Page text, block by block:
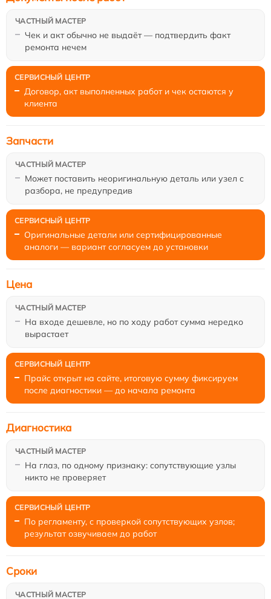
Чек и акт обычно не выдаёт — подтвердить факт
ремонта нечем
Договор, акт выполненных работ и чек остаются у
клиента
Может поставить неоригинальную деталь или узел с
разбора, не предупредив
Запчасти
Оригинальные детали или сертифицированные
аналоги — вариант согласуем до установки
На входе дешевле, но по ходу работ сумма нередко
вырастает
Цена
Прайс открыт на сайте, итоговую сумму фиксируем
после диагностики — до начала ремонта
На глаз, по одному признаку: сопутствующие узлы
никто не проверяет
Диагностика
По регламенту, с проверкой сопутствующих узлов;
результат озвучиваем до работ
Сроки